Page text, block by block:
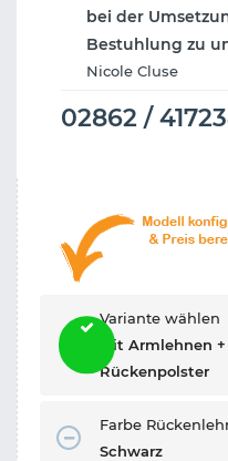
bei der
Bestuhlung zu
Nicole Cluse
02862 /
Variante wählen
Mit Armlehnen
Rückenpolster
Farbe
Schwarz